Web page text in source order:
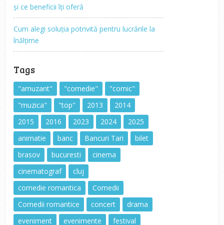
și ce beneficii îți oferă
Cum alegi soluția potrivită pentru lucrările la
înălțime
Tags
"amuzant" "comedie"
"comic"
"muzica"
"top" 2013
2014
2015
2016 2023 2024
2025
animatie
banc Bancuri Tari
bilet
brasov
bucuresti
cinema
cinematograf
cluj
comedie romantica
Comedii
Comedii romantice
concert
drama
eveniment
evenimente festival